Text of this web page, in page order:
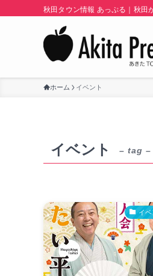
秋田タウン情報 あっぷる｜秋田
ホーム イベント
イベント – tag –
イ